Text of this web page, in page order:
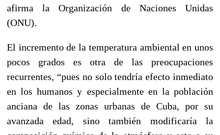
afirma la Organización de Naciones Unidas
(ONU).
El incremento de la temperatura ambiental en unos
pocos grados es otra de las preocupaciones
recurrentes, “pues no solo tendría efecto inmediato
en los humanos y especialmente en la población
anciana de las zonas urbanas de Cuba, por su
avanzada edad, sino también modificaría la